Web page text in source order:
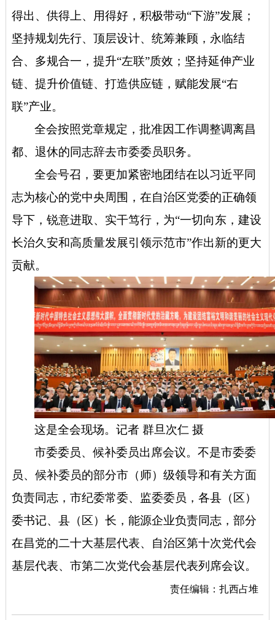
得出、供得上、用得好，积极带动“下游”发展；
坚持规划先行、顶层设计、统筹兼顾，永临结
合、多规合一，提升“左联”质效；坚持延伸产业
链、提升价值链、打造供应链，赋能发展“右
联”产业。
全会按照党章规定， 批准因工作调整调离昌
都、退休的同志辞去市委委员职务。
全会号召， 要更加紧密地团结在以习近平同
志为核心的党中央周围，在自治区党委的正确领
导下，锐意进取、实干笃行，为“一切向东，建设
长治久安和高质量发展引领示范市”作出新的更大
贡献。
这是全会现场。记者 群旦次仁 摄
市委委员、候补委员出席会议。不是市委委
员、候补委员的部分市（师）级领导和有关方面
负责同志，市纪委常委、监委委员，各县（区）
委书记、县（区）长，能源企业负责同志，部分
在昌党的二十大基层代表、自治区第十次党代会
基层代表、市第二次党代会基层代表列席会议。
责任编辑：扎西占堆